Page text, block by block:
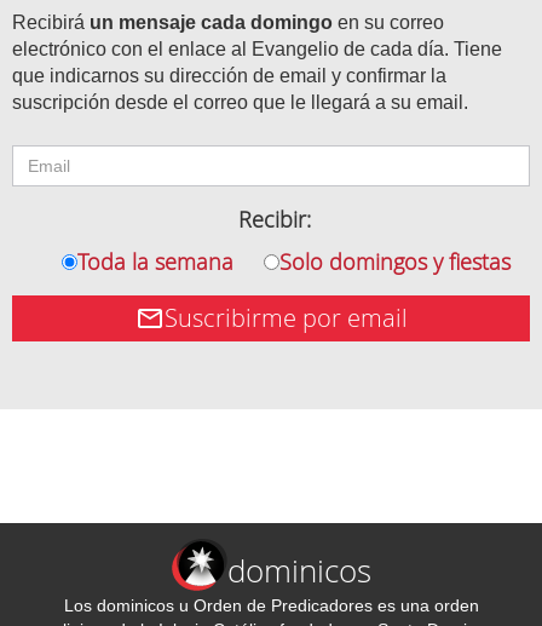
Recibirá un mensaje cada domingo en su correo
electrónico con el enlace al Evangelio de cada día. Tiene
que indicarnos su dirección de email y confirmar la
suscripción desde el correo que le llegará a su email.
Recibir:
Toda la semana
Solo domingos y fiestas
Suscribirme por email
dominicos
Los dominicos u Orden de Predicadores es una orden